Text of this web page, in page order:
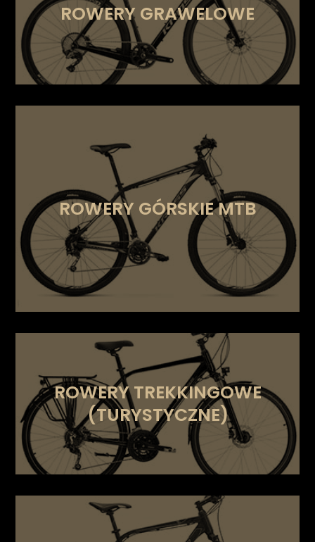
ROWERY GRAWELOWE
ROWERY GÓRSKIE MTB
ROWERY TREKKINGOWE
(TURYSTYCZNE)